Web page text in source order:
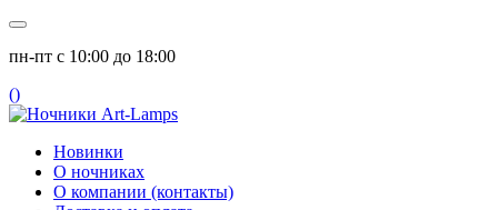
пн-пт с 10:00 до 18:00
()
Новинки
О ночниках
О компании (контакты)